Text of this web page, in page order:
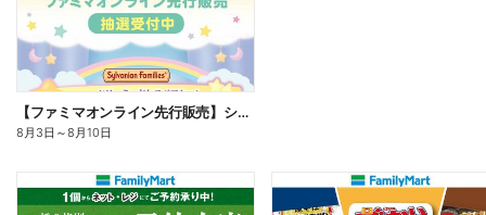
【ファミマオンライン先行販売】シルバニアファミリー
8月3日 ～8月10日